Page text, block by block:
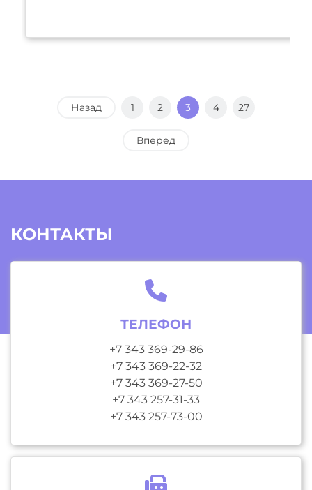
Назад 1 2 3 4 27
Вперед
КОНТАКТЫ
ТЕЛЕФОН
+7 343 369-29-86
+7 343 369-22-32
+7 343 369-27-50
+7 343 257-31-33
+7 343 257-73-00